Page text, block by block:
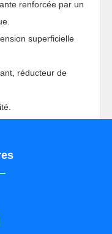
renforcée par un
superficielle
réducteur de